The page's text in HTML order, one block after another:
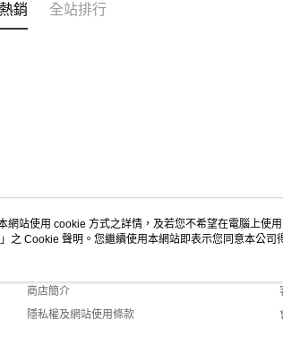
銷 全站排行
關於我們
商店簡介
隱私權及網站使用條款
網站使用 cookie 方式之詳情，及若您不希望在電腦上使
」之 Cookie 聲明。您繼續使用本網站即表示您同意本公